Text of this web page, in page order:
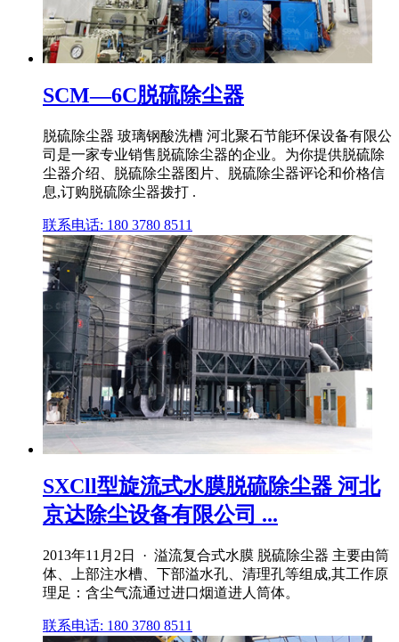
SCM—6C脱硫除尘器
脱硫除尘器 玻璃钢酸洗槽 河北聚石节能环保设备有限公
司是一家专业销售脱硫除尘器的企业。为你提供脱硫除
尘器介绍、脱硫除尘器图片、脱硫除尘器评论和价格信
息,订购脱硫除尘器拨打 .
联系电话: 180 3780 8511
SXCll型旋流式水膜脱硫除尘器 河北
京达除尘设备有限公司 ...
2013年11月2日 · 溢流复合式水膜 脱硫除尘器 主要由筒
体、上部注水槽、下部溢水孔、清理孔等组成,其工作原
理足：含尘气流通过进口烟道进人筒体。
联系电话: 180 3780 8511